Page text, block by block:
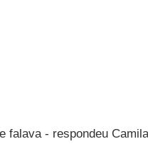
falava - respondeu